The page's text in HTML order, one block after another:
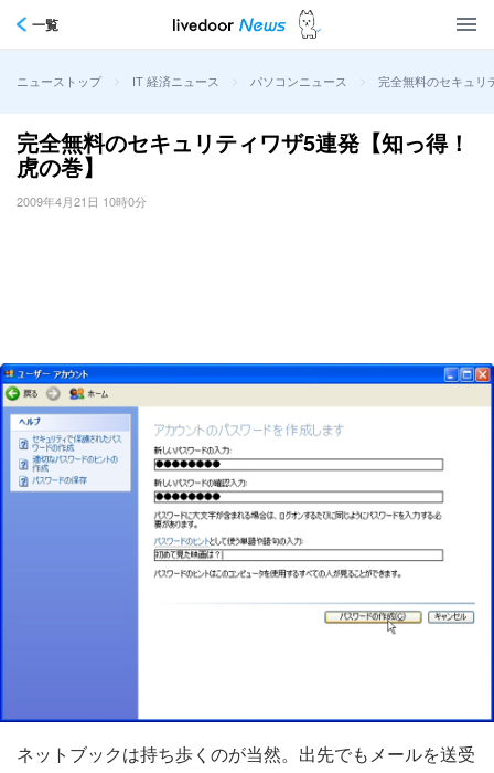
一覧
ニューストップ > IT 経済ニュース > パソコンニュース > 完全無料のセキュリ
完全無料のセキュリティワザ5連発【知っ得！
虎の巻】
2009年4月21日 10時0分
ネットブックは持ち歩くのが当然。出先でもメールを送受